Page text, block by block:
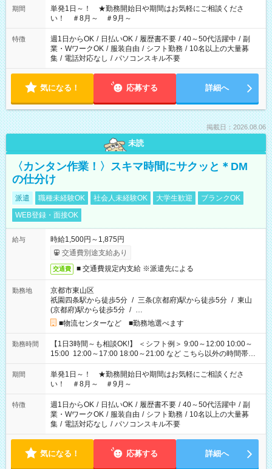
期間
単発1日～！ ★勤務開始日や期間はお気軽にご相談くださ
い！ ＃8月～ ＃9月～
特徴 週1日からOK / 日払いOK / 履歴書不要 / 40～50代活躍中 / 副
業・WワークOK / 服装自由 / シフト勤務 / 10名以上の大量募
集 / 電話対応なし / パソコンスキル不要
気になる！ 応募する 詳細へ
掲載日：2026.08.06
未読
〈カンタン作業！〉スキマ時間にサクッと＊DM
の仕分け
派遣 職種未経験OK 社会人未経験OK 大学生歓迎
ブランクOK
WEB登録・面接OK
給与
時給1,500円～1,875円
交通費別途支給あり
交通費 ■ 交通費規定内支給 ※派遣先による
勤務地
京都市東山区
祇園四条駅から徒歩5分 / 三条(京都府)駅から徒歩5分 / 東山
(京都府)駅から徒歩5分 / …
■物流センターなど ■勤務地選べます
勤務時間
【1日3時間～も相談OK!】 ＜シフト例＞ 9:00～12:00 10:00～
15:00 12:00～17:00 18:00～21:00 など こちら以外の時間帯も
お気軽にご相談ください！
期間
単発1日～！ ★勤務開始日や期間はお気軽にご相談くださ
い！ ＃8月～ ＃9月～
特徴 週1日からOK / 日払いOK / 履歴書不要 / 40～50代活躍中 / 副
業・WワークOK / 服装自由 / シフト勤務 / 10名以上の大量募
集 / 電話対応なし / パソコンスキル不要
気になる！ 応募する 詳細へ